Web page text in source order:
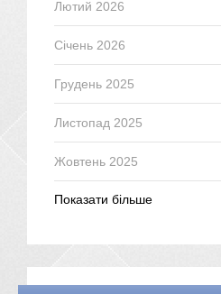
Лютий 2026
Січень 2026
Грудень 2025
Листопад 2025
Жовтень 2025
Показати більше